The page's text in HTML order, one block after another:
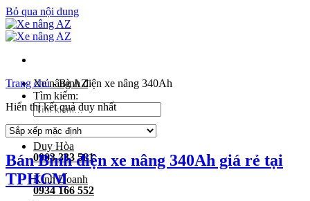
Bỏ qua nội dung
Xe nâng AZ
Tìm kiếm:
Duy Hòa
0903 333 581
Kinh Doanh
0934 166 552
Trang chủ-Bình điện xe nâng 340Ah
Hiển thị kết quả duy nhất
Bán Bình điện xe nâng 340Ah giá rẻ tại
TPHCM